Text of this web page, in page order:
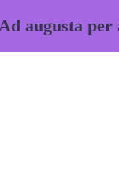
augusta per